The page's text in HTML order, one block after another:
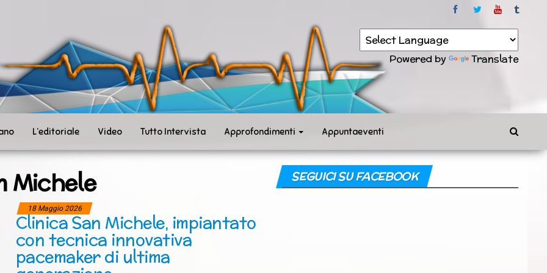
Powered by Translate
L’editoriale Video Tutto Intervista Approfondimenti Appuntaeventi
Michele
18 Maggio 2026
Clinica San Michele, impiantato
con tecnica innovativa
pacemaker di ultima
SEGUICI SU FACEBOOK